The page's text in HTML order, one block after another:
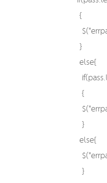
{
}
else{
{
}
else{
}